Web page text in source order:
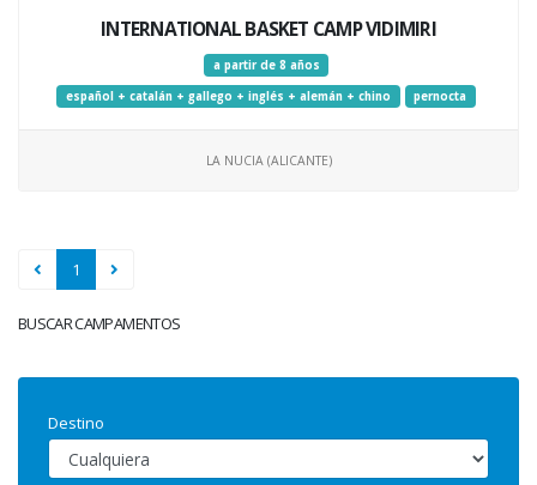
INTERNATIONAL BASKET CAMP VIDIMIRI
a partir de 8 años
español + catalán + gallego + inglés + alemán + chino
pernocta
LA NUCIA (ALICANTE)
1
BUSCAR CAMPAMENTOS
Destino